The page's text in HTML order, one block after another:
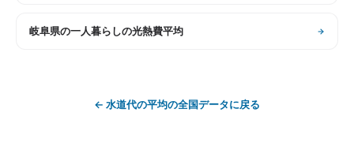
岐阜県の一人暮らしの光熱費平均
← 水道代の平均の全国データに戻る